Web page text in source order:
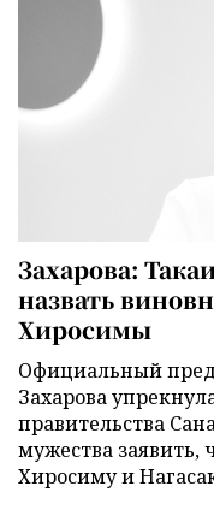
Захарова:
назвать
Хиросимы
Официальный
Захарова
правительства
мужества
Хиросиму и